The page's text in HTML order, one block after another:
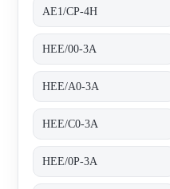
AE1/CP-4H
HEE/00-3A
HEE/A0-3A
HEE/C0-3A
HEE/0P-3A